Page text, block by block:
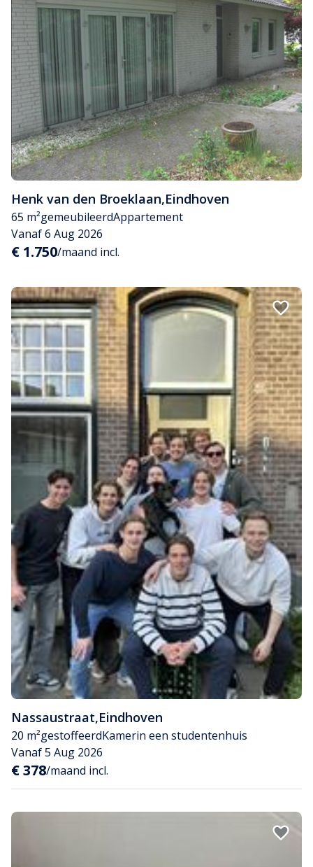
Henk van den Broeklaan,Eindhoven
65 m²gemeubileerdAppartement
Vanaf 6 Aug 2026
€ 1.750/maand incl.
Nassaustraat,Eindhoven
20 m²gestoffeerdKamerin een studentenhuis
Vanaf 5 Aug 2026
€ 378/maand incl.